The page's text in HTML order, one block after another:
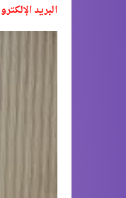
البريد